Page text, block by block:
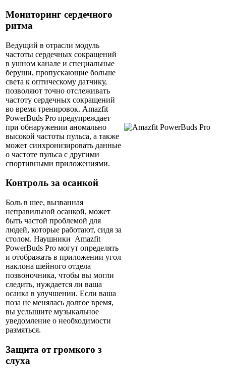
Мониторинг сердечного
ритма
Ведущий в отрасли модуль
частоты сердечных сокращений
в ушном канале и специальные
беруши, пропускающие больше
света к оптическому датчику,
позволяют точно отслеживать
частоту сердечных сокращений
во время тренировок. Amazfit
PowerBuds Pro предупреждает
при обнаружении аномально
высокой частоты пульса, а также
может синхронизировать данные
о частоте пульса с другими
спортивными приложениями.
Контроль за осанкой
Боль в шее, вызванная
неправильной осанкой, может
быть частой проблемой для
людей, которые работают, сидя за
столом. Наушники Amazfit
PowerBuds Pro могут определять
и отображать в приложении угол
наклона шейного отдела
позвоночника, чтобы вы могли
следить, нуждается ли ваша
осанка в улучшении. Если ваша
поза не менялась долгое время,
вы услышите музыкальное
уведомление о необходимости
размяться.
Защита от громкого з
слуха